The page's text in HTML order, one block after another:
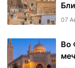
07
Во